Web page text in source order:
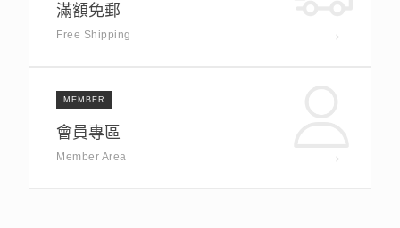
滿額免郵
Free Shipping →
MEMBER
會員專區
Member Area →